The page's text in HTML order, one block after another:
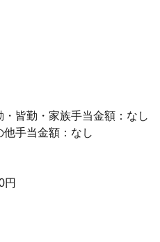
皆勤・家族手当金額：なし
手当金額：なし
円